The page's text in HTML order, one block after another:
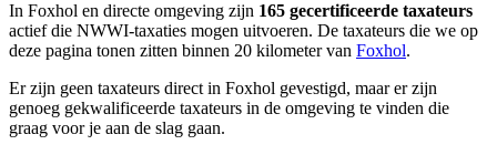
In Foxhol en directe omgeving zijn 165 gecertificeerde taxateurs
actief die NWWI-taxaties mogen uitvoeren. De taxateurs die we op
deze pagina tonen zitten binnen 20 kilometer van Foxhol.
Er zijn geen taxateurs direct in Foxhol gevestigd, maar er zijn
genoeg gekwalificeerde taxateurs in de omgeving te vinden die
graag voor je aan de slag gaan.